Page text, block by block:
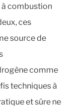
à combustion
ces
source de
comme
techniques à
et sûre ne